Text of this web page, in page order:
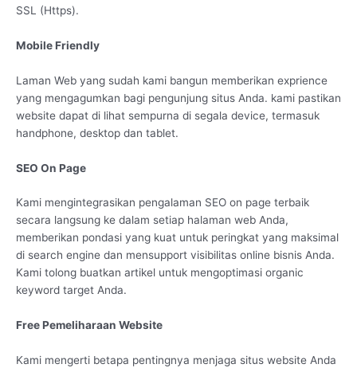
SSL (Https).
Mobile Friendly
Laman Web yang sudah kami bangun memberikan exprience
yang mengagumkan bagi pengunjung situs Anda. kami pastikan
website dapat di lihat sempurna di segala device, termasuk
handphone, desktop dan tablet.
SEO On Page
Kami mengintegrasikan pengalaman SEO on page terbaik
secara langsung ke dalam setiap halaman web Anda,
memberikan pondasi yang kuat untuk peringkat yang maksimal
di search engine dan mensupport visibilitas online bisnis Anda.
Kami tolong buatkan artikel untuk mengoptimasi organic
keyword target Anda.
Free Pemeliharaan Website
Kami mengerti betapa pentingnya menjaga situs website Anda